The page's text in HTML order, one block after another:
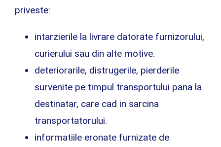
priveste:
intarzierile la livrare datorate furnizorului,
curierului sau din alte motive.
deteriorarile, distrugerile, pierderile
survenite pe timpul transportului pana la
destinatar, care cad in sarcina
transportatorului.
informatiile eronate furnizate de